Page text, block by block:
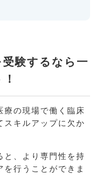
験するなら一
療の現場で働く臨床
スキルアップに欠か
と、より専門性を持
を行うことができま